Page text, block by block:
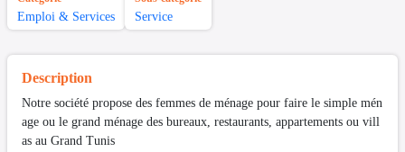
Emploi & Services Service
Description
Notre société propose des femmes de ménage pour faire le simple mén
age ou le grand ménage des bureaux, restaurants, appartements ou vill
as au Grand Tunis